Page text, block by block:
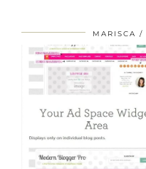
MARISCA